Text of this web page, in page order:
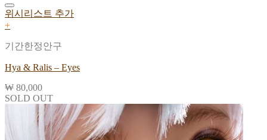
위시리스트 추가
+
기간한정안구
Hya & Ralis – Eyes
₩ 80,000
SOLD OUT